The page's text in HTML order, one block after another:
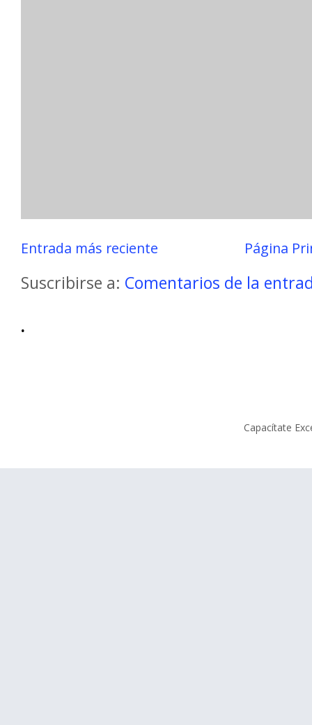
Entrada más reciente Página
Suscribirse a: Comentarios de la
.
Capacítate